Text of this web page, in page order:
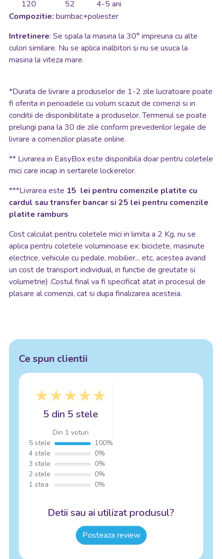
120 52
4-5 ani
Compozitie: bumbac+poliester
Intretinere: Se spala la masina la 30° impreuna cu alte
culori similare. Nu se aplica inalbitori si nu se usuca la
masina la viteza mare.
*Durata de livrare a produselor de 1-2 zile lucratoare poate
fi oferita in perioadele cu volum scazut de comenzi si in
conditii de disponibilitate a produselor. Termenul se poate
prelungi pana la 30 de zile conform prevederilor legale de
livrare a comenzilor plasate online.
** Livrarea in EasyBox este disponibila doar pentru coletele
mici care incap in sertarele lockerelor.
***Livrarea este 15 lei pentru comenzile platite cu
cardul sau transfer bancar si 25 lei pentru comenzile
platite ramburs
Cost calculat pentru coletele mici in limita a 2 Kg, nu se
aplica pentru coletele voluminoase ex: biciclete, masinute
electrice, vehicule cu pedale, mobilier... etc, acestea avand
un cost de transport individual, in functie de greutate si
volumetrie) .Costul final va fi specificat atat in procesul de
plasare al comenzii, cat si dupa finalizarea acesteia.
Ce spun clientii
5 din 5 stele
Din 1 voturi
5 stele
100%
4 stele
0%
3 stele
0%
2 stele
0%
1 stea
0%
Detii sau ai utilizat produsul?
Posteaza review